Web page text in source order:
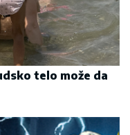
telo može da